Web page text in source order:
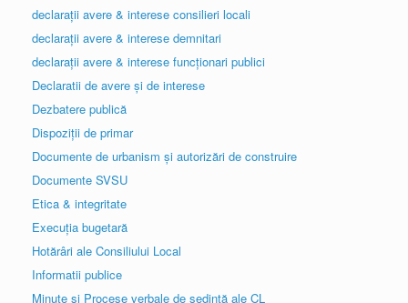
declarații avere & interese consilieri locali
declarații avere & interese demnitari
declarații avere & interese funcționari publici
Declaratii de avere și de interese
Dezbatere publică
Dispoziții de primar
Documente de urbanism și autorizări de construire
Documente SVSU
Etica & integritate
Execuția bugetară
Hotărâri ale Consiliului Local
Informatii publice
Minute și Procese verbale de ședință ale CL